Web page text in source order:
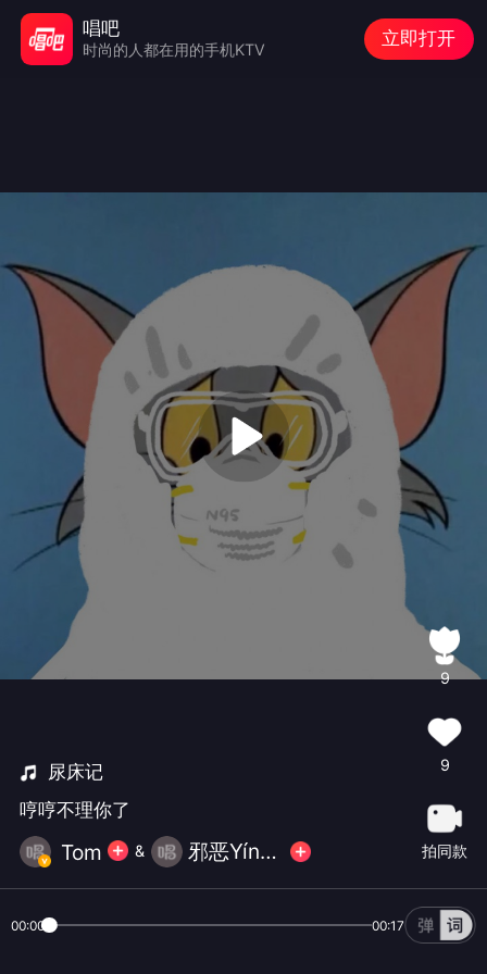
尿床记
哼哼不理你了
‍ Tom & 邪恶Yín贱层
9
9
拍同款
00:00 00:17
唱吧
时尚的人都在用的手机KTV
立即打开